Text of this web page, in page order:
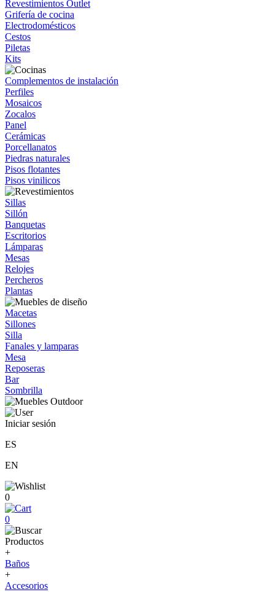
Revestimientos Outlet
Grifería de cocina
Electrodomésticos
Cestos
Piletas
Kits
Complementos de instalación
Perfiles
Mosaicos
Zocalos
Panel
Cerámicas
Porcellanatos
Piedras naturales
Pisos flotantes
Pisos vinilicos
Sillas
Sillón
Banquetas
Escritorios
Lámparas
Mesas
Relojes
Percheros
Plantas
Macetas
Sillones
Silla
Fanales y lamparas
Mesa
Reposeras
Bar
Sombrilla
Iniciar sesión
ES
EN
0
0
Productos
+
Baños
+
Accesorios